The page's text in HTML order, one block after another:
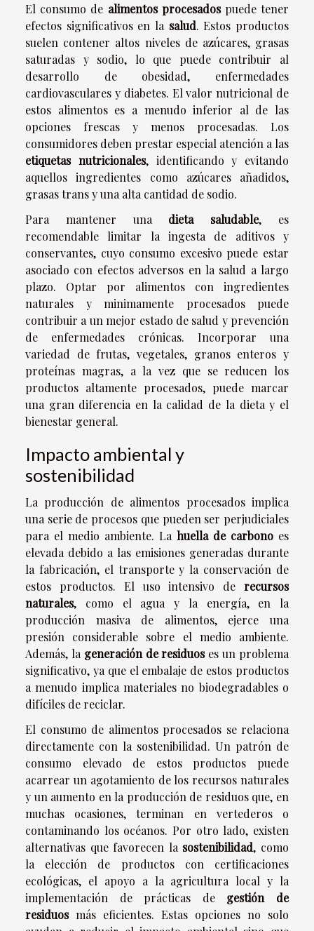
El consumo de alimentos procesadospuede tener
efectos significativos en la salud. Estos productos
suelen contener altos niveles de azúcares, grasas
saturadas y sodio, lo que puede contribuir al
desarrollo de obesidad, enfermedades
cardiovasculares y diabetes. El valor nutricional de
estos alimentos es a menudo inferior al de las
opciones frescas y menos procesadas. Los
consumidores deben prestar especial atención a las
etiquetas nutricionales, identificando y evitando
aquellos ingredientes como azúcares añadidos,
grasas trans y una alta cantidad de sodio.
Para mantener una dieta saludable, es
recomendable limitar la ingesta de aditivos y
conservantes, cuyo consumo excesivo puede estar
asociado con efectos adversos en la salud a largo
plazo. Optar por alimentos con ingredientes
naturales y minimamente procesados puede
contribuir a un mejor estado de salud y prevención
de enfermedades crónicas. Incorporar una
variedad de frutas, vegetales, granos enteros y
proteínas magras, a la vez que se reducen los
productos altamente procesados, puede marcar
una gran diferencia en la calidad de la dieta y el
bienestar general.
Impacto ambiental y
sostenibilidad
La producción de alimentos procesados implica
una serie de procesos que pueden ser perjudiciales
para el medio ambiente. La huella de carbono es
elevada debido a las emisiones generadas durante
la fabricación, el transporte y la conservación de
estos productos. El uso intensivo de recursos
naturales, como el agua y la energía, en la
producción masiva de alimentos, ejerce una
presión considerable sobre el medio ambiente.
Además, la generación de residuoses un problema
significativo, ya que el embalaje de estos productos
a menudo implica materiales no biodegradables o
difíciles de reciclar.
El consumo de alimentos procesados se relaciona
directamente con la sostenibilidad. Un patrón de
consumo elevado de estos productos puede
acarrear un agotamiento de los recursos naturales
y un aumento en la producción de residuos que, en
muchas ocasiones, terminan en vertederos o
contaminando los océanos. Por otro lado, existen
alternativas que favorecen la sostenibilidad, como
la elección de productos con certificaciones
ecológicas, el apoyo a la agricultura local y la
implementación de prácticas de gestión de
residuosmás eficientes. Estas opciones no solo